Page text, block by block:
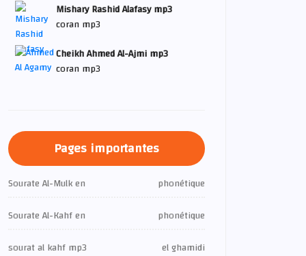
Mishary Rashid Alafasy mp3
coran mp3
Cheikh Ahmed Al-Ajmi mp3
coran mp3
Pages importantes
Sourate Al-Mulk en
phonétique
Sourate Al-Kahf en
phonétique
sourat al kahf mp3
el ghamidi